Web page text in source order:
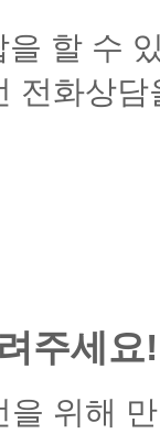
할 수
전화상
주세요!
을 위해